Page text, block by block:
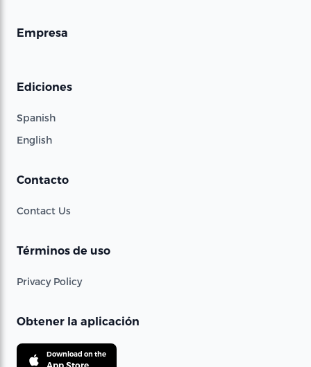
Empresa
Ediciones
Spanish
English
Contacto
Contact Us
Términos de uso
Privacy Policy
Obtener la aplicación
Download on the